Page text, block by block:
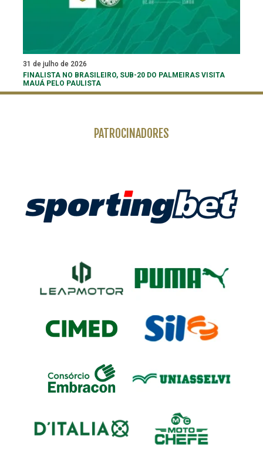
31 de julho de 2026
FINALISTA NO BRASILEIRO, SUB-20 DO PALMEIRAS VISITA
MAUÁ PELO PAULISTA
PATROCINADORES